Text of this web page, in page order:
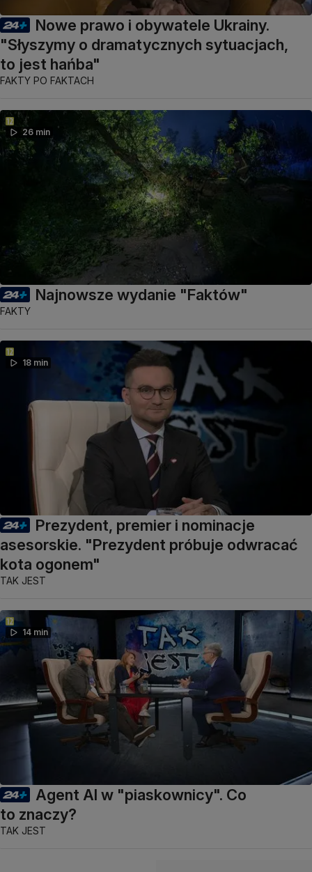
Nowe prawo i obywatele Ukrainy.
"Słyszymy o dramatycznych sytuacjach,
to jest hańba"
FAKTY PO FAKTACH
26 min
Najnowsze wydanie "Faktów"
FAKTY
18 min
Prezydent, premier i nominacje
asesorskie. "Prezydent próbuje odwracać
kota ogonem"
TAK JEST
14 min
Agent AI w "piaskownicy". Co
to znaczy?
TAK JEST